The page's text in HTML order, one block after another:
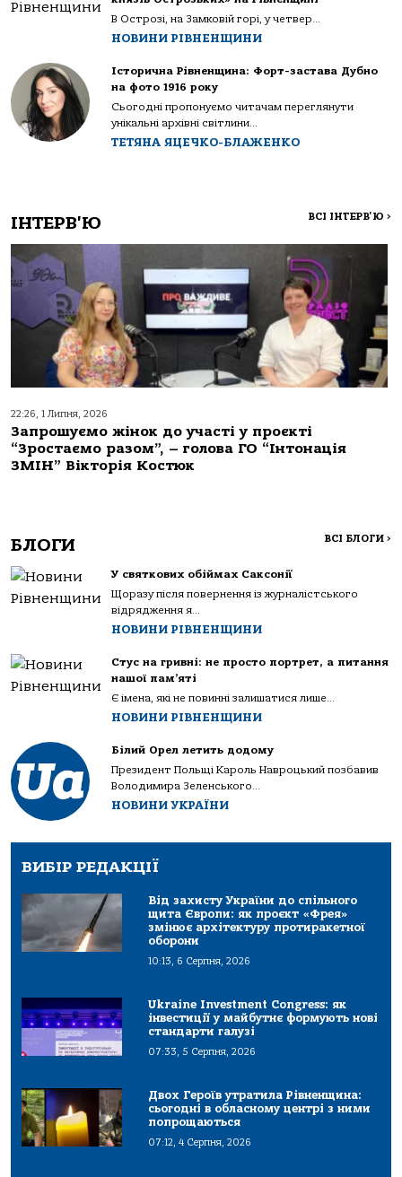
В Острозі, на Замковій горі, у четвер...
НОВИНИ РІВНЕНЩИНИ
Історична Рівненщина: Форт-застава Дубно
на фото 1916 року
Сьогодні пропонуємо читачам переглянути
унікальні архівні світлини...
ТЕТЯНА ЯЦЕЧКО-БЛАЖЕНКО
ІНТЕРВ'Ю ВСІ ІНТЕРВ'Ю >
22:26, 1 Липня, 2026
Запрошуємо жінок до участі у проєкті
“Зростаємо разом”, – голова ГО “Інтонація
ЗМІН” Вікторія Костюк
БЛОГИ ВСІ БЛОГИ >
У святкових обіймах Саксонії
Щоразу після повернення із журналістського
відрядження я...
НОВИНИ РІВНЕНЩИНИ
Стус на гривні: не просто портрет, а питання
нашої пам’яті
Є імена, які не повинні залишатися лише...
НОВИНИ РІВНЕНЩИНИ
Білий Орел летить додому
Президент Польщі Кароль Навроцький позбавив
Володимира Зеленського...
НОВИНИ УКРАЇНИ
ВИБІР РЕДАКЦІЇ
Від захисту України до спільного
щита Європи: як проєкт «Фрея»
змінює архітектуру протиракетної
оборони
10:13, 6 Серпня, 2026
Ukraine Investment Congress: як
інвестиції у майбутнє формують нові
стандарти галузі
07:33, 5 Серпня, 2026
Двох Героїв утратила Рівненщина:
сьогодні в обласному центрі з ними
попрощаються
07:12, 4 Серпня, 2026